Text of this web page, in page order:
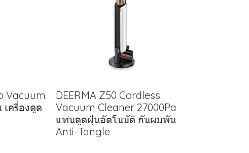
Vacuum
ครี่องดูด
DEERMA Z50 Cordless
Vacuum Cleaner 27000Pa
แท่นดูดฝุ่นอัตโนมัติ กันผมพัน
Anti-Tangle